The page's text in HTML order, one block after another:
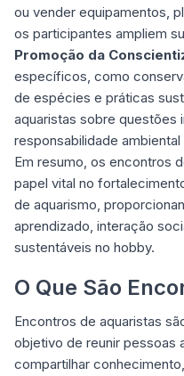
ou vender equipamentos,
os participantes ampliem
Promoção da
específicos, como
de espécies e práticas
aquaristas sobre questões
responsabilidade
Em resumo, os encontros
papel vital no
de aquarismo,
aprendizado, interação
sustentáveis no hobby.
O Que São
Encontros de aquaristas
objetivo de reunir pessoas
compartilhar